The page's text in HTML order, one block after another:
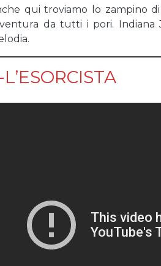
qui troviamo lo zampino
da tutti i pori. Indiana